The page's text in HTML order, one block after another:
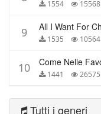
1554 15568
9 1535 10564
10 1441 26575
Tutti i generi